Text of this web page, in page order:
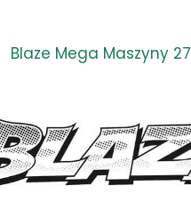
Blaze Mega Maszyny 27